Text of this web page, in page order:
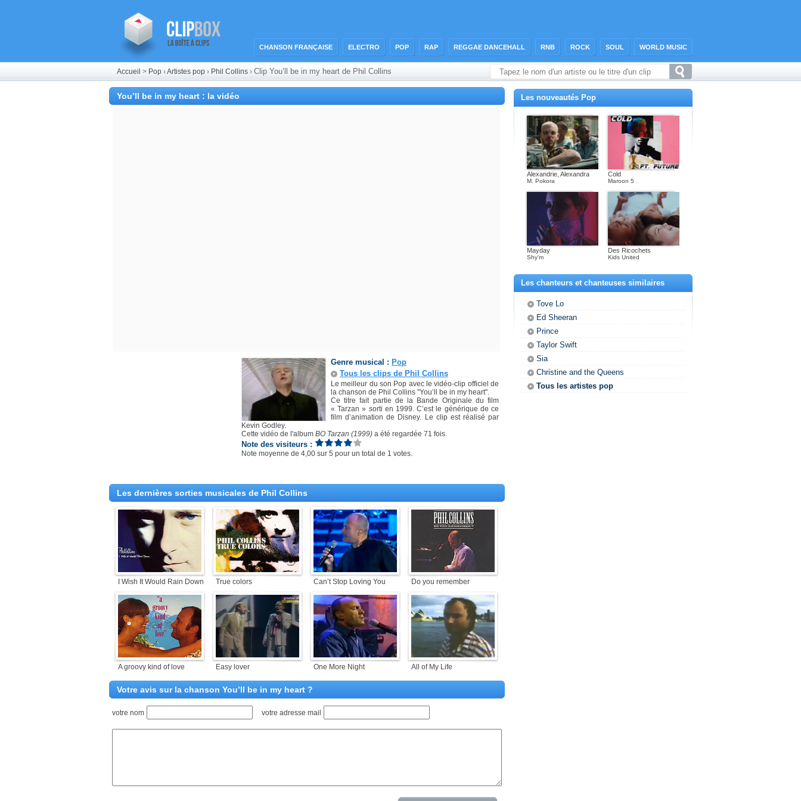
CHANSON FRANÇAISE ELECTRO POP RAP REGGAE DANCEHALL RNB ROCK SOUL WORLD MUSIC
Accueil > Pop ›Artistes pop › Phil Collins › Clip You’ll be in my heart de Phil Collins
You’ll be in my heart : la vidéo
Genre musical : Pop
Tous les clips de Phil Collins
Le meilleur du son Pop avec le vidéo-clip officiel de
la chanson de Phil Collins "You’ll be in my heart".
Ce titre fait partie de la Bande Originale du film
« Tarzan » sorti en 1999. C’est le générique de ce
film d’animation de Disney. Le clip est réalisé par
Kevin Godley.
Cette vidéo de l'album BO Tarzan (1999) a été regardée 71 fois.
Note des visiteurs :
Note moyenne de 4,00 sur 5 pour un total de 1 votes.
Les dernières sorties musicales de Phil Collins
I Wish It Would Rain Down True colors Can’t Stop Loving You Do you remember
A groovy kind of love Easy lover One More Night All of My Life
Votre avis sur la chanson You’ll be in my heart ?
votre nom votre adresse mail
Les nouveautés Pop
Alexandrie, Alexandra
M. Pokora
Cold
Maroon 5
Mayday
Shy'm
Des Ricochets
Kids United
Les chanteurs et chanteuses similaires
Tove Lo
Ed Sheeran
Prince
Taylor Swift
Sia
Christine and the Queens
Tous les artistes pop